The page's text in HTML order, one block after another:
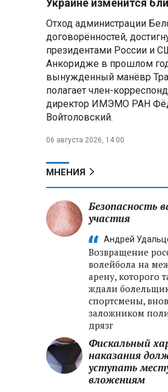
Белгородской
Геленджиком
Пять месяцев
позиции: боец с
отбивал атаки ВСУ
дронов
Безопасность в
Год колонии за
жителя
осудили за уклонение
службы
Украине изменится
Отход администрации
договорённостей,
президентами России и
Анкоридже в прошлом
вынужденный манёвр
полагает член-
директор ИМЭМО РАН
Войтоловский.
06 августа 2026, 14:00
МНЕНИЯ
Безопасность
участия
Андрей
Возвращение
волейбола на
арену, которого
ждали
спортсмены,
заложником
дрязг
Фискальный
наказания
уступать
вложениям